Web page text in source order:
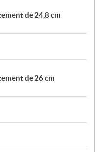
de 24,8 cm
de 26 cm